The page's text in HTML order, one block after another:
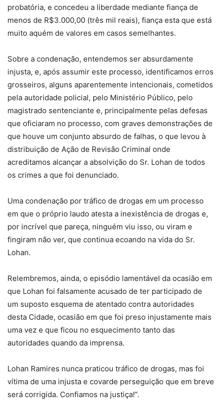
probatória, e concedeu a liberdade mediante fiança de
menos de R$3.000,00 (três mil reais), fiança esta que está
muito aquém de valores em casos semelhantes.
Sobre a condenação, entendemos ser absurdamente
injusta, e, após assumir este processo, identificamos erros
grosseiros, alguns aparentemente intencionais, cometidos
pela autoridade policial, pelo Ministério Público, pelo
magistrado sentenciante e, principalmente pelas defesas
que oficiaram no processo, com graves demonstrações de
que houve um conjunto absurdo de falhas, o que levou à
distribuição de Ação de Revisão Criminal onde
acreditamos alcançar a absolvição do Sr. Lohan de todos
os crimes a que foi denunciado.
Uma condenação por tráfico de drogas em um processo
em que o próprio laudo atesta a inexistência de drogas e,
por incrível que pareça, ninguém viu isso, ou viram e
fingiram não ver, que continua ecoando na vida do Sr.
Lohan.
Relembremos, ainda, o episódio lamentável da ocasião em
que Lohan foi falsamente acusado de ter participado de
um suposto esquema de atentado contra autoridades
desta Cidade, ocasião em que foi preso injustamente mais
uma vez e que ficou no esquecimento tanto das
autoridades quando da imprensa.
Lohan Ramires nunca praticou tráfico de drogas, mas foi
vítima de uma injusta e covarde perseguição que em breve
será corrigida. Confiamos na justiça!”.